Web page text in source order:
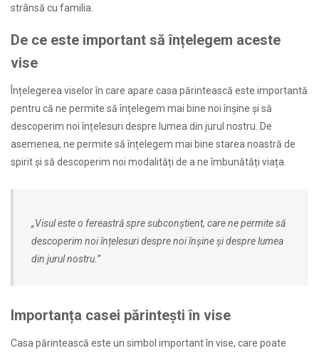
strânsă cu familia.
De ce este important să înțelegem aceste
vise
Înțelegerea viselor în care apare casa părintească este importantă
pentru că ne permite să înțelegem mai bine noi înșine și să
descoperim noi înțelesuri despre lumea din jurul nostru. De
asemenea, ne permite să înțelegem mai bine starea noastră de
spirit și să descoperim noi modalități de a ne îmbunătăți viața.
„Visul este o fereastră spre subconștient, care ne permite să
descoperim noi înțelesuri despre noi înșine și despre lumea
din jurul nostru.”
Importanța casei părintești în vise
Casa părintească este un simbol important în vise, care poate